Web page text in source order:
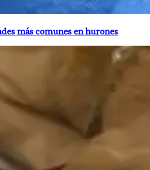
más comunes en hurones